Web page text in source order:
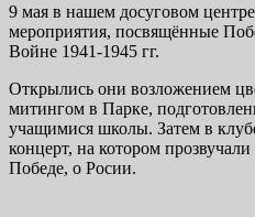
9 мая в нашем досуговом
мероприятия, посвящённые
Войне 1941-1945 гг.
Открылись они возложением
митингом в Парке,
учащимися школы. Затем в
концерт, на котором
Победе, о Росии.